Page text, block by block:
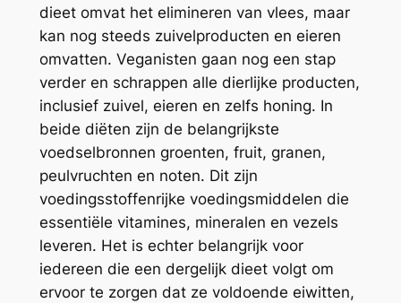
dieet omvat het elimineren van vlees, maar
kan nog steeds zuivelproducten en eieren
omvatten. Veganisten gaan nog een stap
verder en schrappen alle dierlijke producten,
inclusief zuivel, eieren en zelfs honing. In
beide diëten zijn de belangrijkste
voedselbronnen groenten, fruit, granen,
peulvruchten en noten. Dit zijn
voedingsstoffenrijke voedingsmiddelen die
essentiële vitamines, mineralen en vezels
leveren. Het is echter belangrijk voor
iedereen die een dergelijk dieet volgt om
ervoor te zorgen dat ze voldoende eiwitten,